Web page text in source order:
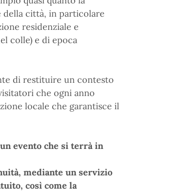
della città, in particolare
residenziale e
colle) e di epoca
di restituire un contesto
che ogni anno
locale che garantisce il
evento che si terrà in
mediante un servizio
così come la